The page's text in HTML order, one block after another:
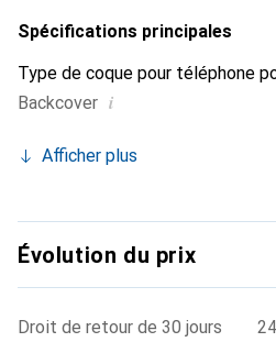
Spécifications principales
Type de coque pour téléphone
Backcover i
Afficher plus
Évolution du prix
Droit de retour de 30 jours